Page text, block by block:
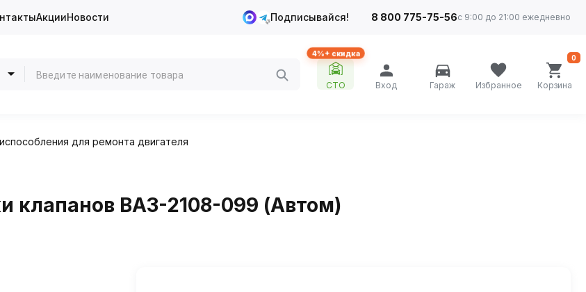
АкцииНовости Подписывайся! 8 800 775-75-56с 9:00 до 21:00 ежедневно
4%+ скидка
СТО Вход Гараж Избранное Корзина
0
для ремонта двигателя
клапанов ВАЗ-2108-099 (Автом)